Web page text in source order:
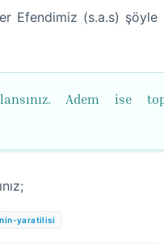
Efendimiz (s.a.s) şöyle
Adem ise
yaratilisi